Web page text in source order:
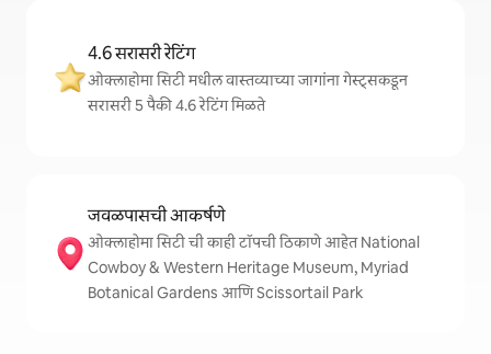
4.6 सरासरी रेटिंग
ओक्लाहोमा सिटी मधील वास्तव्याच्या जागांना गेस्ट्सकडून
सरासरी 5 पैकी 4.6 रेटिंग मिळते
जवळपासची आकर्षणे
ओक्लाहोमा सिटी ची काही टॉपची ठिकाणे आहेत National
Cowboy & Western Heritage Museum, Myriad
Botanical Gardens आणि Scissortail Park